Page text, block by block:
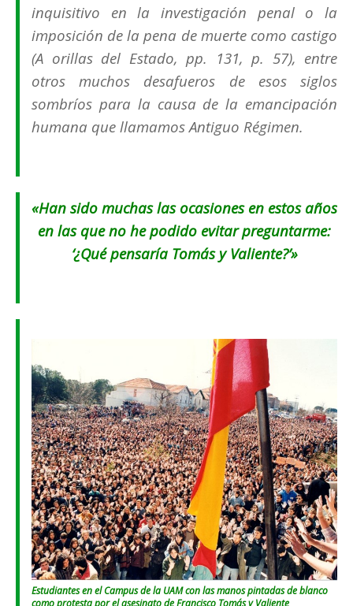
inquisitivo en la investigación penal o la
imposición de la pena de muerte como castigo
(A orillas del Estado, pp. 131, p. 57), entre
otros muchos desafueros de esos siglos
sombríos para la causa de la emancipación
humana que llamamos Antiguo Régimen.
«Han sido muchas las ocasiones en estos años
en las que no he podido evitar preguntarme:
‘¿Qué pensaría Tomás y Valiente?’»
Estudiantes en el Campus de la UAM con las manos pintadas de blanco